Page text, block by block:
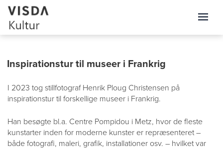
Inspirationstur til museer i Frankrig
I 2023 tog stillfotograf Henrik Ploug Christensen på
inspirationstur til forskellige museer i Frankrig.
Han besøgte bl.a. Centre Pompidou i Metz, hvor de fleste
kunstarter inden for moderne kunster er repræsenteret –
både fotografi, maleri, grafik, installationer osv. – hvilket var